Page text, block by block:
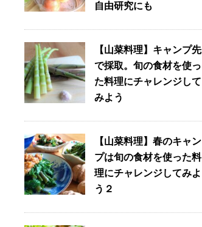
自由研究にも
【山菜料理】キャンプ先
で採取。旬の食材を使っ
た料理にチャレンジして
みよう
【山菜料理】春のキャン
プは旬の食材を使った料
理にチャレンジしてみよ
う２